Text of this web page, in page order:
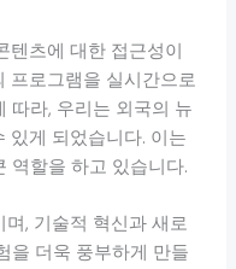
텐츠에 대한 접근성이
프로그램을 실시간으로
따라, 우리는 외국의 뉴
있게 되었습니다. 이는
역할을 하고 있습니다.
, 기술적 혁신과 새로
을 더욱 풍부하게 만들